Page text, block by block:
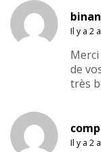
Il y a 2
de
très
Il y a 2